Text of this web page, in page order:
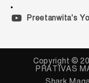
Preetanwita's
Copyright ©
PRATIVAS